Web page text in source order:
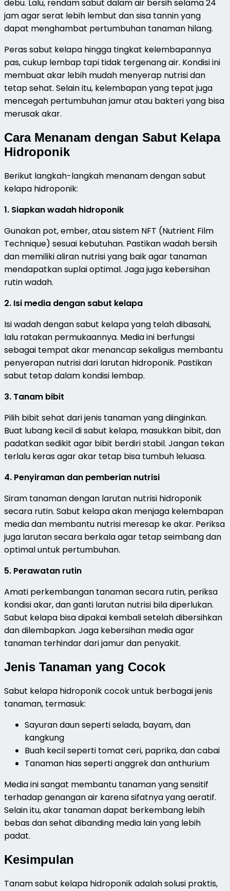
debu. Lalu, rendam sabut dalam air bersih selama 24
jam agar serat lebih lembut dan sisa tannin yang
dapat menghambat pertumbuhan tanaman hilang.
Peras sabut kelapa hingga tingkat kelembapannya
pas, cukup lembap tapi tidak tergenang air. Kondisi ini
membuat akar lebih mudah menyerap nutrisi dan
tetap sehat. Selain itu, kelembapan yang tepat juga
mencegah pertumbuhan jamur atau bakteri yang bisa
merusak akar.
Cara Menanam dengan Sabut Kelapa
Hidroponik
Berikut langkah-langkah menanam dengan sabut
kelapa hidroponik:
1. Siapkan wadah hidroponik
Gunakan pot, ember, atau sistem NFT (Nutrient Film
Technique) sesuai kebutuhan. Pastikan wadah bersih
dan memiliki aliran nutrisi yang baik agar tanaman
mendapatkan suplai optimal. Jaga juga kebersihan
rutin wadah.
2. Isi media dengan sabut kelapa
Isi wadah dengan sabut kelapa yang telah dibasahi,
lalu ratakan permukaannya. Media ini berfungsi
sebagai tempat akar menancap sekaligus membantu
penyerapan nutrisi dari larutan hidroponik. Pastikan
sabut tetap dalam kondisi lembap.
3. Tanam bibit
Pilih bibit sehat dari jenis tanaman yang diinginkan.
Buat lubang kecil di sabut kelapa, masukkan bibit, dan
padatkan sedikit agar bibit berdiri stabil. Jangan tekan
terlalu keras agar akar tetap bisa tumbuh leluasa.
4. Penyiraman dan pemberian nutrisi
Siram tanaman dengan larutan nutrisi hidroponik
secara rutin. Sabut kelapa akan menjaga kelembapan
media dan membantu nutrisi meresap ke akar. Periksa
juga larutan secara berkala agar tetap seimbang dan
optimal untuk pertumbuhan.
5. Perawatan rutin
Amati perkembangan tanaman secara rutin, periksa
kondisi akar, dan ganti larutan nutrisi bila diperlukan.
Sabut kelapa bisa dipakai kembali setelah dibersihkan
dan dilembapkan. Jaga kebersihan media agar
tanaman terhindar dari jamur dan penyakit.
Jenis Tanaman yang Cocok
Sabut kelapa hidroponik cocok untuk berbagai jenis
tanaman, termasuk:
Sayuran daun seperti selada, bayam, dan
kangkung
Buah kecil seperti tomat ceri, paprika, dan cabai
Tanaman hias seperti anggrek dan anthurium
Media ini sangat membantu tanaman yang sensitif
terhadap genangan air karena sifatnya yang aeratif.
Selain itu, akar tanaman dapat berkembang lebih
bebas dan sehat dibanding media lain yang lebih
padat.
Kesimpulan
Tanam sabut kelapa hidroponik adalah solusi praktis,